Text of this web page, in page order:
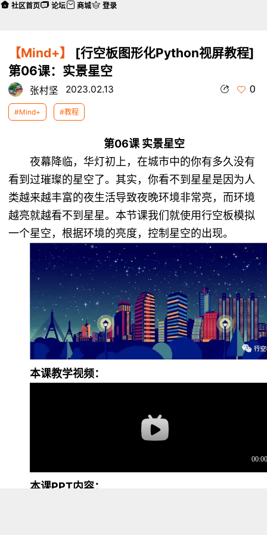
【Mind+】
[行空板图形化Python视屏教程]
第06课：实景星空
张村坚 2023.02.13 0
#Mind+ #教程
第06课 实景星空
夜幕降临，华灯初上，在城市中的你有多久没有
看到过璀璨的星空了。其实，你看不到星星是因为人
类越来越丰富的夜生活导致夜晚环境非常亮，而环境
越亮就越看不到星星。本节课我们就使用行空板模拟
一个星空，根据环境的亮度，控制星空的出现。
本课教学视频：
本课PPT内容：
社区首页 论坛 商城 登录